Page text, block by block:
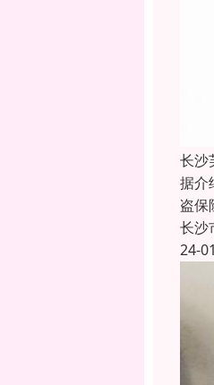
长沙
据介
盗保
长沙
24-